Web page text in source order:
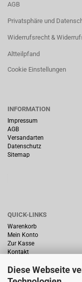
Diese Webseite
AGB
Privatsphäre und
Widerrufsrecht &
Altteilpfand
Cookie Einstellungen
INFORMATION
Impressum
AGB
Versandarten
Datenschutz
Sitemap
QUICK-LINKS
Warenkorb
Mein Konto
Zur Kasse
Kontakt